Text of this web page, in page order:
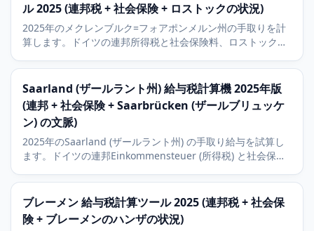
ル 2025 (連邦税 + 社会保険 + ロストックの状況)
2025年のメクレンブルク=フォアポンメルン州の手取りを計
算します。ドイツの連邦所得税と社会保険料、ロストック、
と9パーセントの教会税を含みます。
Saarland (ザールラント州) 給与税計算機 2025年版
(連邦 + 社会保険 + Saarbrücken (ザールブリュッケ
ン) の文脈)
2025年のSaarland (ザールラント州) の手取り給与を試算し
ます。ドイツの連邦Einkommensteuer (所得税) と社会保
(フォード・ザールルイ)、独仏国境の文脈、9パーセントの
Kirchensteuer (教会税) を含みます。
ブレーメン 給与税計算ツール 2025 (連邦税 + 社会保
険 + ブレーメンのハンザの状況)